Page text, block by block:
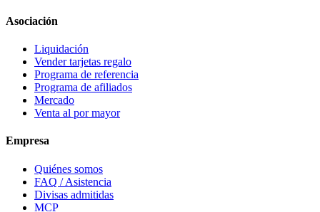
Asociación
Liquidación
Vender tarjetas regalo
Programa de referencia
Programa de afiliados
Mercado
Venta al por mayor
Empresa
Quiénes somos
FAQ / Asistencia
Divisas admitidas
MCP